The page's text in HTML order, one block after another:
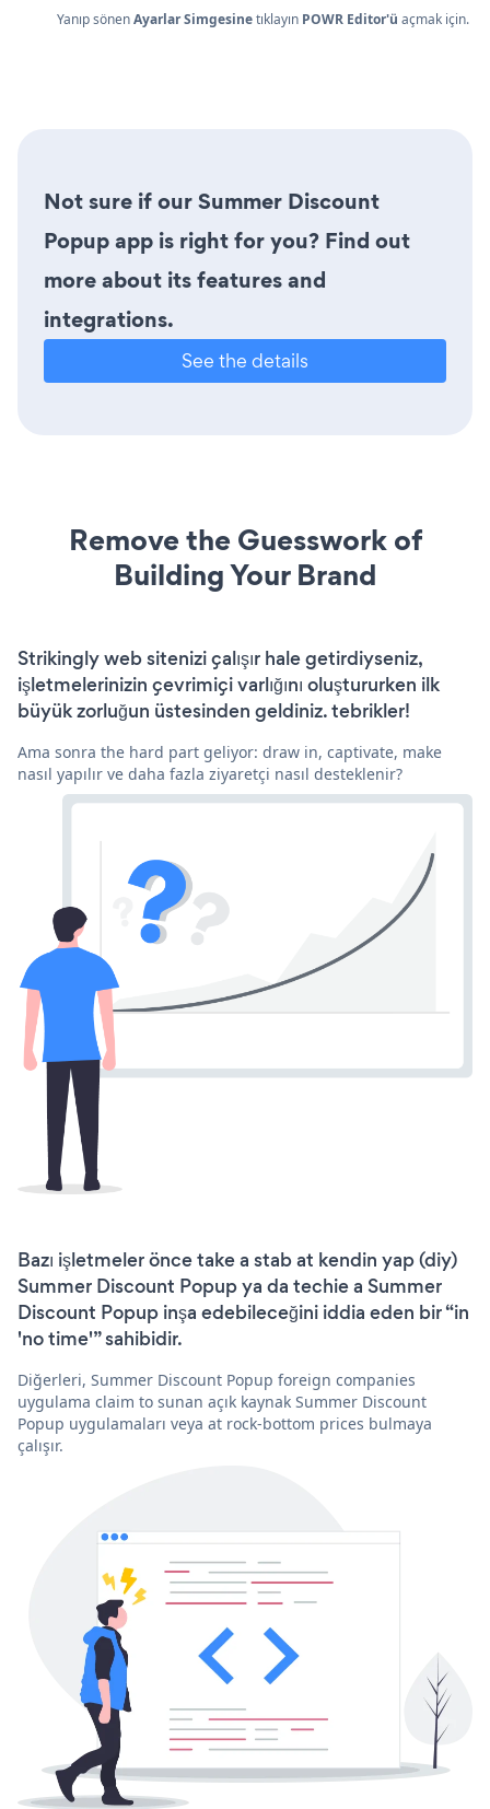
Yanıp sönenAyarlar Simgesinetıklayın POWR Editor'ü açmak için.
Not sure if our Summer Discount
Popup app is right for you? Find out
more about its features and
integrations.
See the details
Remove the Guesswork of
Building Your Brand
Strikingly web sitenizi çalışır hale getirdiyseniz,
işletmelerinizin çevrimiçi varlığını oluştururken ilk
büyük zorluğun üstesinden geldiniz. tebrikler!
Ama sonra the hard part geliyor: draw in, captivate, make
nasıl yapılır ve daha fazla ziyaretçi nasıl desteklenir?
Bazı işletmeler önce take a stab at kendin yap (diy)
Summer Discount Popup ya da techie a Summer
Discount Popup inşa edebileceğini iddia eden bir “in
'no time'” sahibidir.
Diğerleri, Summer Discount Popup foreign companies
uygulama claim to sunan açık kaynak Summer Discount
Popup uygulamaları veya at rock-bottom prices bulmaya
çalışır.